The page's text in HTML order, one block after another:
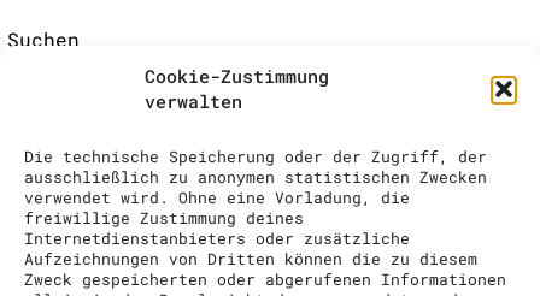
Cookie-Zustimmung
verwalten
Die technische Speicherung oder der Zugriff, der
ausschließlich zu anonymen statistischen Zwecken
verwendet wird. Ohne eine Vorladung, die
freiwillige Zustimmung deines
Internetdienstanbieters oder zusätzliche
Aufzeichnungen von Dritten können die zu diesem
Zweck gespeicherten oder abgerufenen Informationen
RECENT COMMENTS
ARCHIVES
CATEGORIES
No categories
META
Log in
Entries feed
Comments feed
WordPress.org